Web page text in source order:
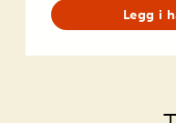
Legg i